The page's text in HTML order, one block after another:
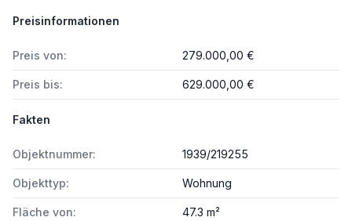
Preisinformationen
Preis von: 279.000,00 €
Preis bis: 629.000,00 €
Fakten
Objektnummer: 1939/219255
Objekttyp: Wohnung
Fläche von: 47.3 m²